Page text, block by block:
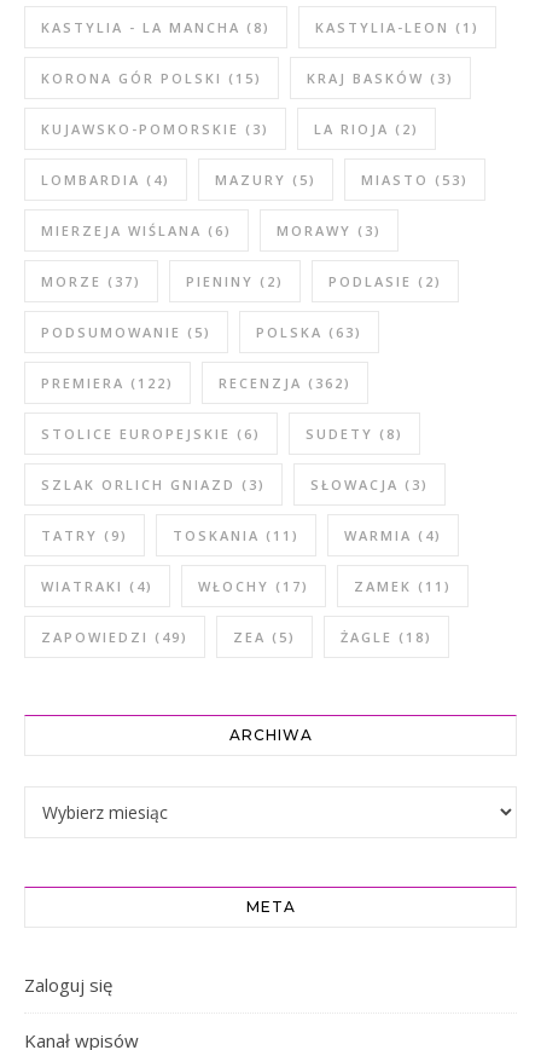
KASTYLIA - LA MANCHA (8) KASTYLIA-LEON (1)
KORONA GÓR POLSKI (15) KRAJ BASKÓW (3)
KUJAWSKO-POMORSKIE (3) LA RIOJA (2)
LOMBARDIA (4) MAZURY (5) MIASTO (53)
MIERZEJA WIŚLANA (6) MORAWY (3)
MORZE (37) PIENINY (2) PODLASIE (2)
PODSUMOWANIE (5) POLSKA (63)
PREMIERA (122) RECENZJA (362)
STOLICE EUROPEJSKIE (6) SUDETY (8)
SZLAK ORLICH GNIAZD (3) SŁOWACJA (3)
TATRY (9) TOSKANIA (11) WARMIA (4)
WIATRAKI (4) WŁOCHY (17) ZAMEK (11)
ZAPOWIEDZI (49) ZEA (5) ŻAGLE (18)
ARCHIWA
Archiwa
META
Zaloguj się
Kanał wpisów